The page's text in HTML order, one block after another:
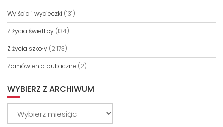
Wyjścia i wycieczki (131)
Z życia świetlicy (134)
Z życia szkoły (2 173)
Zamówienia publiczne (2)
WYBIERZ Z ARCHIWUM